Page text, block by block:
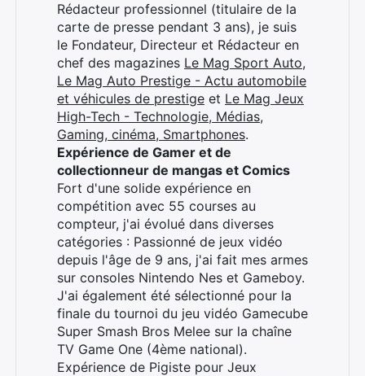
Rédacteur professionnel (titulaire de la
carte de presse pendant 3 ans), je suis
le Fondateur, Directeur et Rédacteur en
chef des magazines Le Mag Sport Auto,
Le Mag Auto Prestige - Actu automobile
et véhicules de prestige et Le Mag Jeux
High-Tech - Technologie, Médias,
Gaming, cinéma, Smartphones.
Expérience de Gamer et de
collectionneur de mangas et Comics
Fort d'une solide expérience en
compétition avec 55 courses au
compteur, j'ai évolué dans diverses
catégories : Passionné de jeux vidéo
depuis l'âge de 9 ans, j'ai fait mes armes
sur consoles Nintendo Nes et Gameboy.
J'ai également été sélectionné pour la
finale du tournoi du jeu vidéo Gamecube
Super Smash Bros Melee sur la chaîne
TV Game One (4ème national).
Expérience de Pigiste pour Jeux